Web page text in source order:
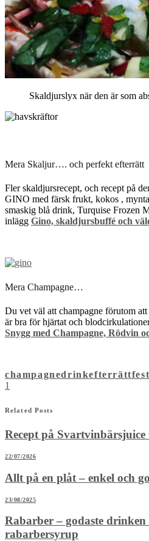
Skaldjurslyx när den är som
Mera Skaljur…. och perfekt efterrätt
Fler skaldjursrecept, och recept på
GINO med färsk frukt, kokos ,
smaskig blå drink, Turquise Frozen
inlägg Gino, skaldjursbuffé och
Mera Champagne…
Du vet väl att champagne förutom
är bra för hjärtat och
Snygg med Champagne, Rödvin
champagnedrinkefterrätt
1
Related Posts
Recept på
22/07/2026
Allt på en plåt – enkel och
23/08/2025
Rabarber – godaste drinken
rabarbersyrup